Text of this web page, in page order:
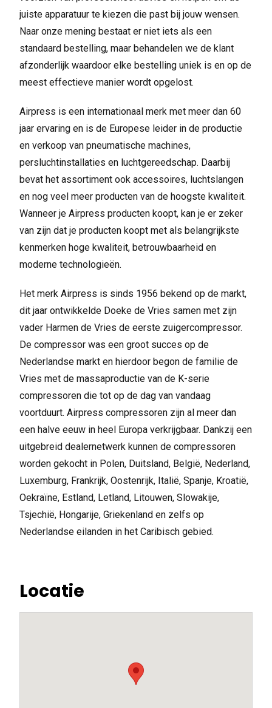
juiste apparatuur te kiezen die past bij jouw wensen.
Naar onze mening bestaat er niet iets als een
standaard bestelling, maar behandelen we de klant
afzonderlijk waardoor elke bestelling uniek is en op de
meest effectieve manier wordt opgelost.
Airpress is een internationaal merk met meer dan 60
jaar ervaring en is de Europese leider in de productie
en verkoop van pneumatische machines,
persluchtinstallaties en luchtgereedschap. Daarbij
bevat het assortiment ook accessoires, luchtslangen
en nog veel meer producten van de hoogste kwaliteit.
Wanneer je Airpress producten koopt, kan je er zeker
van zijn dat je producten koopt met als belangrijkste
kenmerken hoge kwaliteit, betrouwbaarheid en
moderne technologieën.
Het merk Airpress is sinds 1956 bekend op de markt,
dit jaar ontwikkelde Doeke de Vries samen met zijn
vader Harmen de Vries de eerste zuigercompressor.
De compressor was een groot succes op de
Nederlandse markt en hierdoor begon de familie de
Vries met de massaproductie van de K-serie
compressoren die tot op de dag van vandaag
voortduurt. Airpress compressoren zijn al meer dan
een halve eeuw in heel Europa verkrijgbaar. Dankzij een
uitgebreid dealernetwerk kunnen de compressoren
worden gekocht in Polen, Duitsland, België, Nederland,
Luxemburg, Frankrijk, Oostenrijk, Italië, Spanje, Kroatië,
Oekraïne, Estland, Letland, Litouwen, Slowakije,
Tsjechië, Hongarije, Griekenland en zelfs op
Nederlandse eilanden in het Caribisch gebied.
Locatie